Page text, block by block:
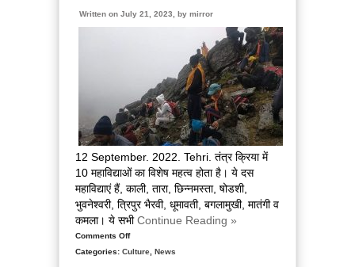
Written on July 21, 2023, by mirror
12 September. 2022. Tehri. तंत्र क्रिया में
10 महाविद्याओं का विशेष महत्व होता है। ये दस
महाविद्याएं हैं, काली, तारा, छिन्नमस्ता, षोडशी,
भुवनेश्वरी, त्रिपुर भैरवी, धूमावती, बगलामुखी, मातंगी व
कमला। ये सभीContinue Reading »
Comments Offon
उत्तराखंड
Categories: Culture, News